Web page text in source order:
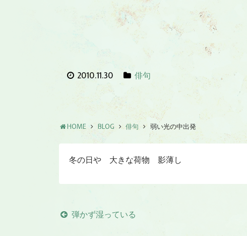
2010.11.30 俳句
HOME BLOG 俳句 弱い光の中出発
冬の日や 大きな荷物 影薄し
弾かず湿っている